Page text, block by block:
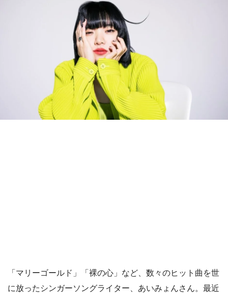
「マリーゴールド」「裸の心」など、数々のヒット曲を世
に放ったシンガーソングライター、あいみょんさん。最近